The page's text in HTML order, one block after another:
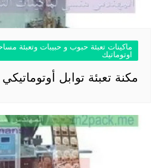
ماكينات تعبئة حبوب و حبيبات وتعبئة
اوتوماتيك
مكنة تعبئة توابل أوتوماتيكي